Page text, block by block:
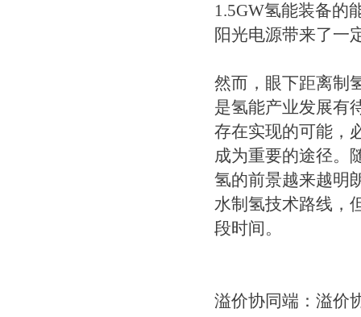
1.5GW氢能装备的
阳光电源带来了一
然而，眼下距离制
是氢能产业发展有
存在实现的可能，
成为重要的途径。
氢的前景越来越明
水制氢技术路线，
段时间。
溢价协同端：溢价